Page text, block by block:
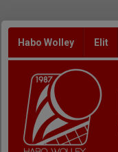
Habo Wolley Elit